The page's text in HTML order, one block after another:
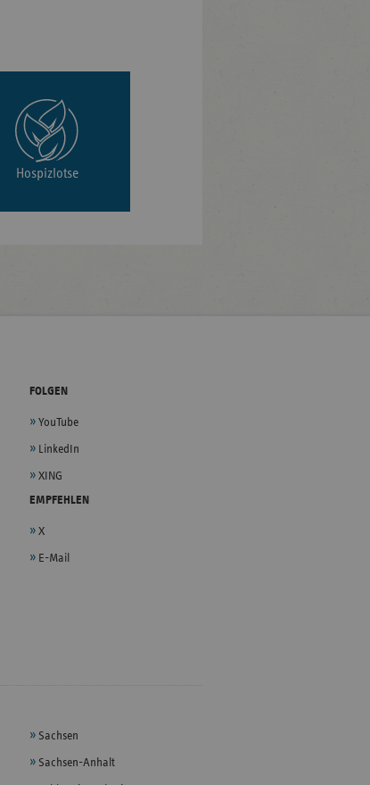
Hospizlotse
FOLGEN
YouTube
LinkedIn
XING
EMPFEHLEN
X
E-Mail
Sachsen
Sachsen-Anhalt